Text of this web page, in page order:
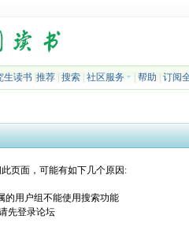
生读书| 推荐| 搜索| 社区服务 帮助 订阅
页面，可能有如下几个原因:
的用户组不能使用搜索功能
先登录论坛